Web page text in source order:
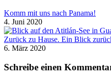
Komm mit uns nach Panama!
4. Juni 2020
Zurück zu Hause. Ein Blick
6. März 2020
Schreibe einen